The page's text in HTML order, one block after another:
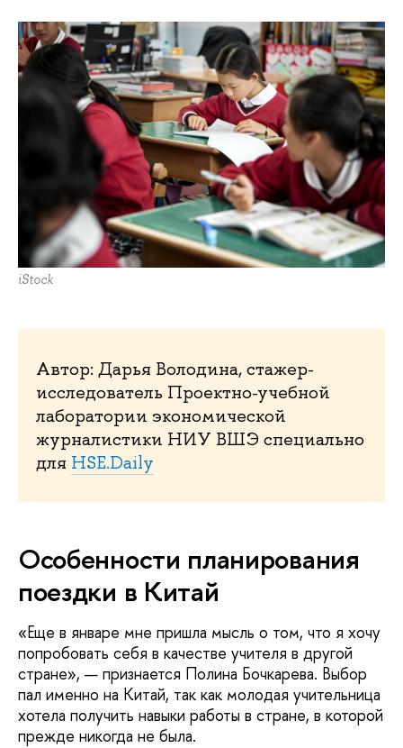
iStock
Автор: Дарья Володина, стажер-
исследователь Проектно-учебной
лаборатории экономической
журналистики НИУ ВШЭ специально
для HSE.Daily
Особенности планирования
поездки в Китай
«Еще в январе мне пришла мысль о том, что я хочу
попробовать себя в качестве учителя в другой
стране», — признается Полина Бочкарева. Выбор
пал именно на Китай, так как молодая учительница
хотела получить навыки работы в стране, в которой
прежде никогда не была.